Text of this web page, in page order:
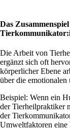
Das
Die Arbeit von
ergänzt sich oft
körperlicher Ebene
über die emotionalen
Beispiel: Wenn ein
der Tierheilpraktiker
der
Umweltfaktoren eine